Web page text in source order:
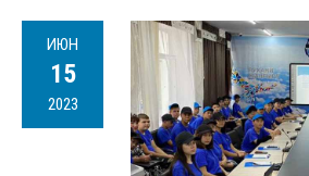
ИЮН
15
2023